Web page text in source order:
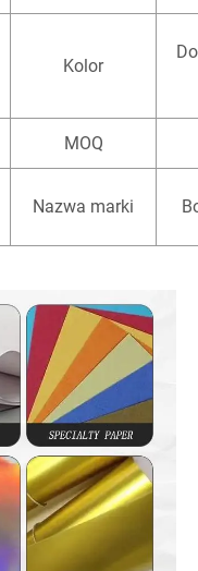
Kolor
MOQ
Nazwa marki